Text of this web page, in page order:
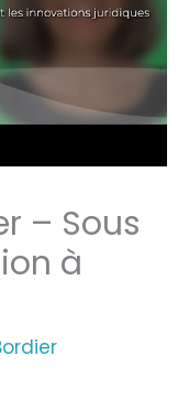
– Sous
à